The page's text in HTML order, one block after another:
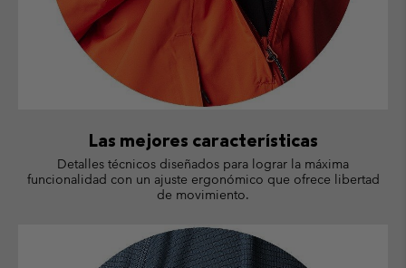
Las mejores características
Detalles técnicos diseñados para lograr la máxima
funcionalidad con un ajuste ergonómico que ofrece libertad
de movimiento.